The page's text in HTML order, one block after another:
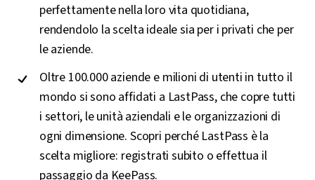
perfettamente nella loro vita quotidiana,
rendendolo la scelta ideale sia per i privati che per
le aziende.
Oltre 100.000 aziende e milioni di utenti in tutto il
mondo si sono affidati a LastPass, che copre tutti
i settori, le unità aziendali e le organizzazioni di
ogni dimensione. Scopri perché LastPass è la
scelta migliore: registrati subito o effettua il
passaggio da KeePass.